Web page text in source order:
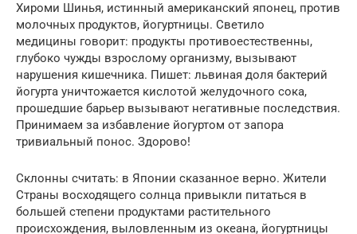
Хироми Шинья, истинный американский японец, против
молочных продуктов, йогуртницы. Светило
медицины говорит: продукты противоестественны,
глубоко чужды взрослому организму, вызывают
нарушения кишечника. Пишет: львиная доля бактерий
йогурта уничтожается кислотой желудочного сока,
прошедшие барьер вызывают негативные последствия.
Принимаем за избавление йогуртом от запора
тривиальный понос. Здорово!
Склонны считать: в Японии сказанное верно. Жители
Страны восходящего солнца привыкли питаться в
большей степени продуктами растительного
происхождения, выловленным из океана, йогуртницы